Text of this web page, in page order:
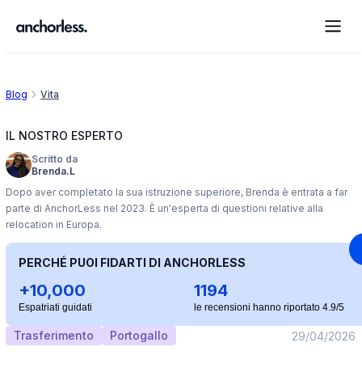
Blog Vita
IL NOSTRO ESPERTO
Scritto da
Brenda.L
Dopo aver completato la sua istruzione superiore, Brenda è entrata a far
parte di AnchorLess nel 2023. È un'esperta di questioni relative alla
relocation in Europa.
PERCHÉ PUOI FIDARTI DI ANCHORLESS
+10,000
Espatriati guidati
1194
le recensioni hanno riportato 4.9/5
Trasferimento Portogallo 29/04/2026